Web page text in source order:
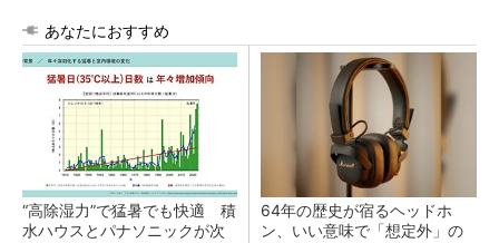
あなたにおすすめ
“高除湿力”で猛暑でも快適 積
水ハウスとパナソニックが次
64年の歴史が宿るヘッドホ
ン、いい意味で「想定外」の